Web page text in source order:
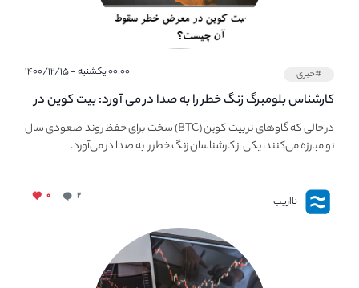
#خبری ۰۰:۰۰ یکشنبه - ۱۴۰۰/۱۲/۱۵
کارشناس بلومبرگ زنگ خطر را به صدا در می آورد: بیت کوین در
معرض خطر سقوط بزرگ است - دلیل آن چیست؟در حالی که گاوهای نر بیت کوین (BTC) سخت برای حفظ روند صعودی سال
نو مبارزه می‌کنند، یکی از کارشناسان زنگ خطر را به صدا در می‌آورد.
نااریب ۲ ۰